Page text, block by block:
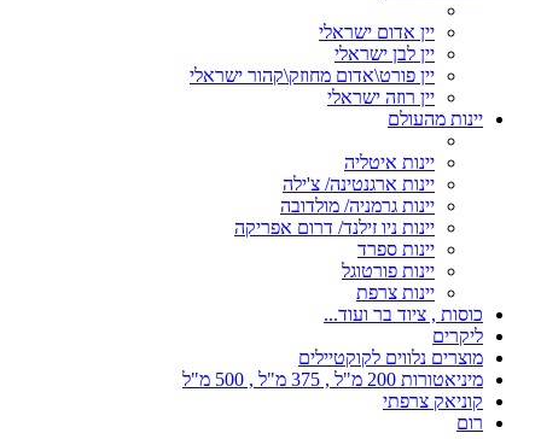
יין אדום ישראלי
יין לבן ישראלי
יין פורט\אדום מחוזק\קהור ישראלי
יין רוזה ישראלי
יינות מהעולם
יינות איטליה
יינות ארגנטינה/ צ'ילה
יינות גרמניה/ מולדובה
יינות ניו זילנד/ דרום אפריקה
יינות ספרד
יינות פורטוגל
יינות צרפת
כוסות , ציוד בר ועוד...
ליקרים
מוצרים נלווים לקוקטיילים
מיניאטורות 200 מ"ל , 375 מ"ל , 500 מ"ל
קוניאק צרפתי
רום